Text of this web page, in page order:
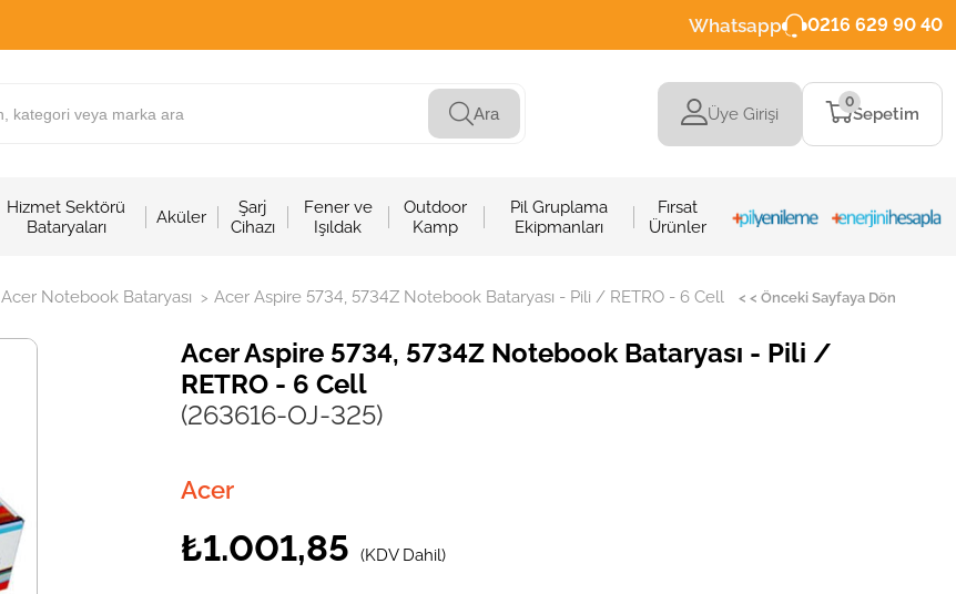
Whatsapp 0216 629 90 40
Ara Üye Girişi Sepetim
0
Hizmet Sektörü
Bataryaları
Aküler
Şarj
Cihazı
Fener ve
Işıldak
Outdoor
Kamp
Pil Gruplama
Ekipmanları
Fırsat
Ürünler
Acer Notebook Bataryası > Acer Aspire 5734, 5734Z Notebook Bataryası - Pili / RETRO - 6 Cell < < Önceki Sayfaya Dön
Acer Aspire 5734, 5734Z Notebook Bataryası - Pili /
RETRO - 6 Cell
(263616-OJ-325)
Acer
₺1.001,85 (KDV Dahil)